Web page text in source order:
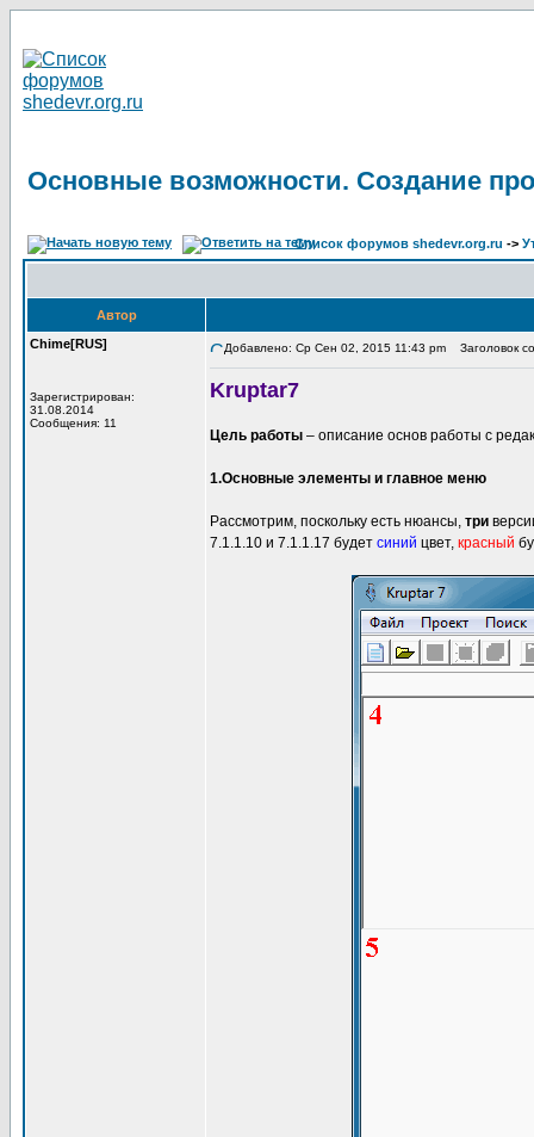
Основные возможности. Создание
Список форумов shedevr.org.ru ->
Автор
Chime[RUS]
Зарегистрирован:
31.08.2014
Сообщения: 11
Добавлено: Ср Сен 02, 2015 11:43 pm Заголовок
Kruptar7
Цель работы – описание основ работы с
1.Основные элементы и главное меню
Рассмотрим, поскольку есть нюансы, три
7.1.1.10 и 7.1.1.17 будет синий цвет, красный